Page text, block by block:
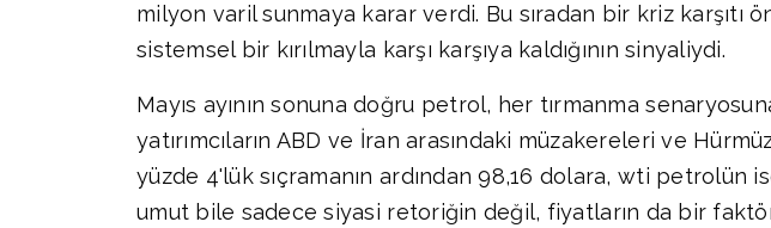
milyon varil sunmaya karar verdi. Bu sıradan bir kriz
sistemsel bir kırılmayla karşı karşıya kaldığının sinyaliydi.
Mayıs ayının sonuna doğru petrol, her tırmanma
yatırımcıların ABD ve İran arasındaki müzakereleri ve
yüzde 4'lük sıçramanın ardından 98,16 dolara, wti
umut bile sadece siyasi retoriğin değil, fiyatların da bir